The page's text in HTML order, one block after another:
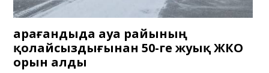
Қарағандыда ауа райының
қолайсыздығынан 50-ге жуық ЖКО
орын алды